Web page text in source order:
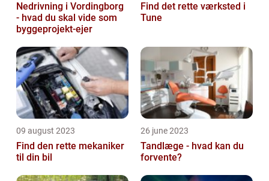
Nedrivning i Vordingborg
- hvad du skal vide som
byggeprojekt-ejer
Find det rette værksted i
Tune
09 august 2023
Find den rette mekaniker
til din bil
26 june 2023
Tandlæge - hvad kan du
forvente?